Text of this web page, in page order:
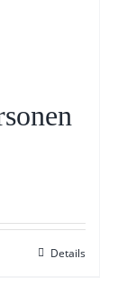
Details